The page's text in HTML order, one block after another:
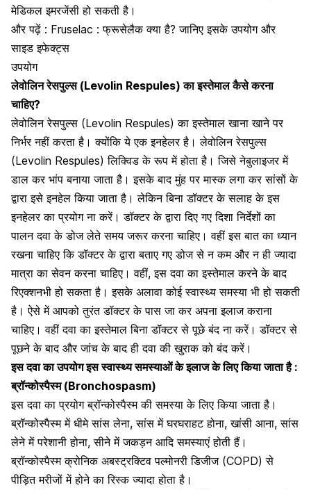
मेडिकल इमरजेंसी हो सकती है।
और पढ़ें : Fruselac : फ्रूसेलैक क्या है? जानिए इसके उपयोग और
साइड इफेक्ट्स
उपयोग
लेवोलिन रेसपुल्स (Levolin Respules) का इस्तेमाल कैसे करना
चाहिए?
लेवोलिन रेसपुल्स (Levolin Respules) का इस्तेमाल खाना खाने पर
निर्भर नहीं करता है। क्योंकि ये एक इनहेलर है। लेवोलिन रेसपुल्स
(Levolin Respules) लिक्विड के रूप में होता है। जिसे नेबुलाइजर में
डाल कर भांप बनाया जाता है। इसके बाद मुंह पर मास्क लगा कर सांसों के
द्वारा इसे इनहेल किया जाता है। लेकिन बिना डॉक्टर के सलाह के इस
इनहेलर का प्रयोग ना करें। डॉक्टर के द्वारा दिए गए दिशा निर्देशों का
पालन दवा के डोज लेते समय जरूर करना चाहिए। वहीं इस बात का ध्यान
रखना चाहिए कि डॉक्टर के द्वारा बताए गए डोज से न कम और न ही ज्यादा
मात्रा का सेवन करना चाहिए। वहीं,इस दवा का इस्तेमाल करने के बाद
रिएक्शनभी हो सकता है। इसके अलावा कोई स्वास्थ्य समस्या भी हो सकती
है। ऐसे में आपको तुरंत डॉक्टर के पास जा कर अपना इलाज कराना
चाहिए। वहीं दवा का इस्तेमाल बिना डॉक्टर से पूछे बंद ना करें। डॉक्टर से
पूछने के बाद और जांच के बाद ही दवा की खुराक को बंद करें।
इस दवा का उपयोग इस स्वास्थ्य समस्याओं के इलाज के लिए किया जाता है :
ब्रॉन्कोस्पैस्म (Bronchospasm)
इस दवा का प्रयोग ब्रॉन्कोस्पैस्म की समस्या के लिए किया जाता है।
ब्रॉन्कोस्पैस्म में धीमे सांस लेना, सांस में घरघराहट होना, खांसी आना, सांस
लेने में परेशानी होना, सीने में जकड़न आदि समस्याएं होती हैं।
ब्रॉन्कोस्पैस्मक्रोनिक अबस्ट्रक्टिव पल्मोनरी डिजीज (COPD) से
पीड़ित मरीजों में होने का रिस्क ज्यादा होता है।